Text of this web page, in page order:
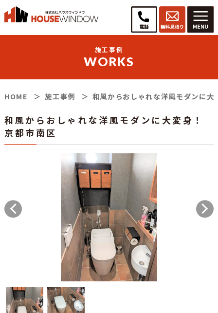
施工事例
WORKS
HOME 施工事例 和風からおしゃれな洋風モダンに大
和風からおしゃれな洋風モダンに大変身！
京都市南区